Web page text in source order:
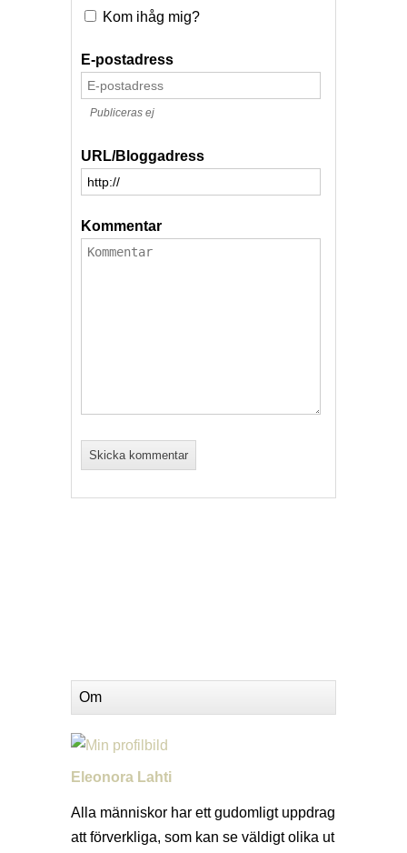
Kom ihåg mig?
E-postadress
Publiceras ej
URL/Bloggadress
Kommentar
Om
Eleonora Lahti
Alla människor har ett gudomligt uppdrag
att förverkliga, som kan se väldigt olika ut